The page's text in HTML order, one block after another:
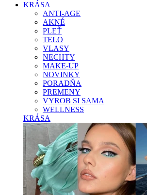
KRÁSA
ANTI-AGE
AKNÉ
PLEŤ
TELO
VLASY
NECHTY
MAKE-UP
NOVINKY
PORADŇA
PREMENY
VYROB SI SAMA
WELLNESS
KRÁSA